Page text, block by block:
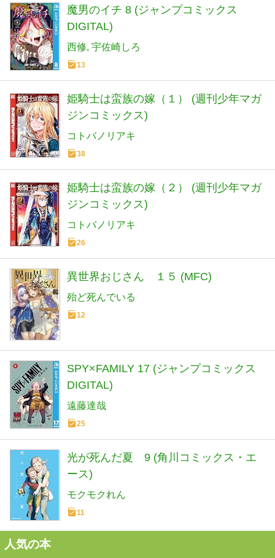
魔男のイチ 8 (ジャンプコミックス
DIGITAL)
西修 宇佐崎しろ
13
姫騎士は蛮族の嫁（１） (週刊少年マガ
ジンコミックス)
コトバノリアキ
38
姫騎士は蛮族の嫁（２） (週刊少年マガ
ジンコミックス)
コトバノリアキ
26
異世界おじさん １５ (MFC)
殆ど死んでいる
12
SPY×FAMILY 17 (ジャンプコミックス
DIGITAL)
遠藤達哉
25
光が死んだ夏 9 (角川コミックス・エ
ース)
モクモクれん
11
人気の本